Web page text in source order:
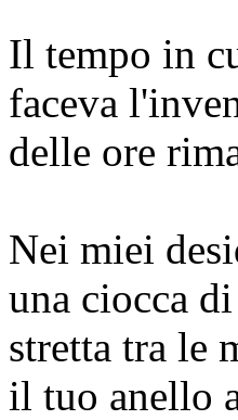
Il tempo in
faceva
delle ore
Nei miei
una ciocca
stretta tra le
il tuo anello